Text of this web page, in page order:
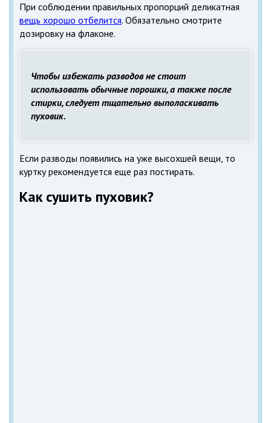
При соблюдении правильных пропорций деликатная
вещь хорошо отбелится. Обязательно смотрите
дозировку на флаконе.
Чтобы избежать разводов не стоит
использовать обычные порошки, а также после
стирки, следует тщательно выполаскивать
пуховик.
Если разводы появились на уже высохшей вещи, то
куртку рекомендуется еще раз постирать.
Как сушить пуховик?